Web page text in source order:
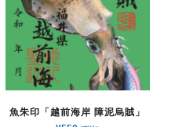
魚朱印「越前海岸 障泥烏賊」